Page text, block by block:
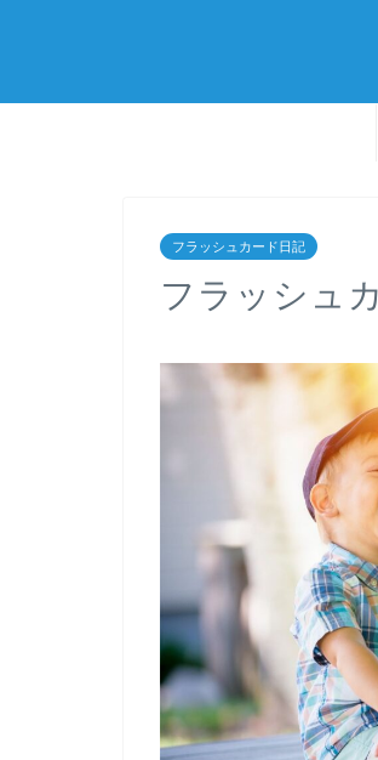
フラッシュカード日記
フラッシュ